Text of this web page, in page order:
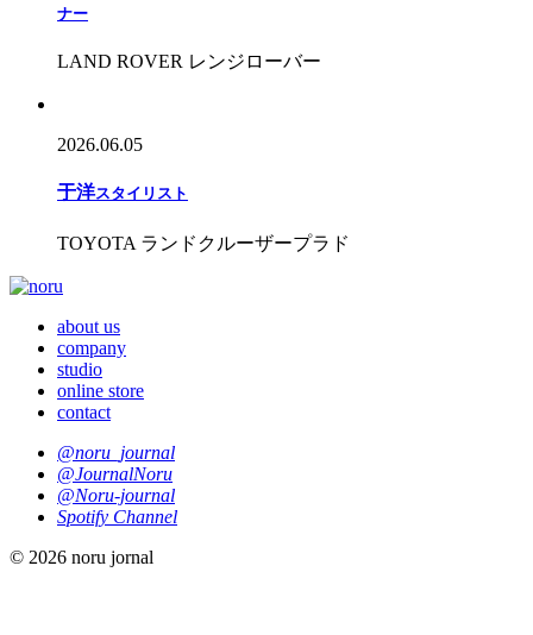
ナー
LAND ROVER レンジローバー
2026.06.05
于洋スタイリスト
TOYOTA ランドクルーザープラド
about us
company
studio
online store
contact
@noru_journal
@JournalNoru
@Noru-journal
Spotify Channel
© 2026 noru jornal